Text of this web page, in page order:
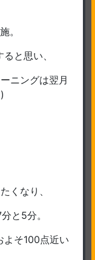
。
と思い、
ニングは翌月
くなり、
と5分。
そ100点近い